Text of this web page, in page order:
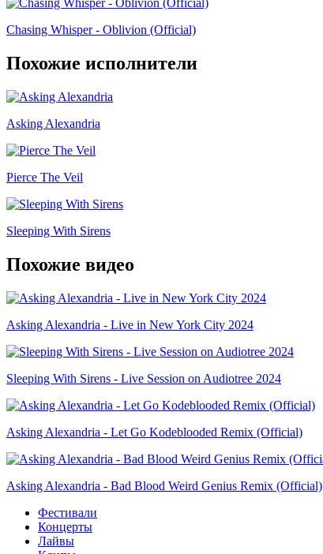
Chasing Whisper - Oblivion (Official)
Похожие исполнители
Asking Alexandria
Pierce The Veil
Sleeping With Sirens
Похожие видео
Asking Alexandria - Live in New York City 2024
Sleeping With Sirens - Live Session on Audiotree 2024
Asking Alexandria - Let Go Kodeblooded Remix (Official)
Asking Alexandria - Bad Blood Weird Genius Remix (Official)
Фестивали
Концерты
Лайвы